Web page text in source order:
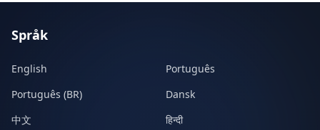
Språk
English
Português
Português (BR)
Dansk
中文
हिन्दी